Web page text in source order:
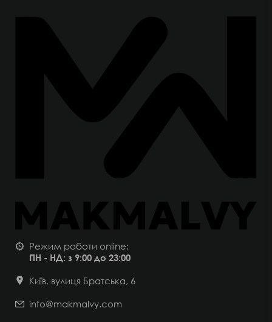
Режим роботи online:
ПН - НД: з 9:00 до 23:00
Київ, вулиця Братська, 6
info@makmalvy.com